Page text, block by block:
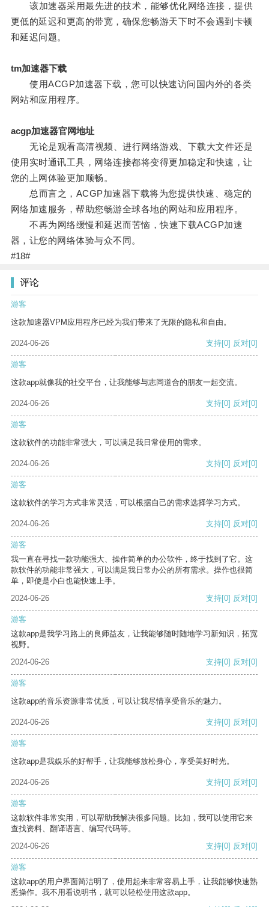
该加速器采用最先进的技术，能够优化网络连接，提供
更低的延迟和更高的带宽，确保您畅游天下时不会遇到卡顿
和延迟问题。
tm加速器下载
使用ACGP加速器下载，您可以快速访问国内外的各类
网站和应用程序。
acgp加速器官网地址
无论是观看高清视频、进行网络游戏、下载大文件还是
使用实时通讯工具，网络连接都将变得更加稳定和快速，让
您的上网体验更加顺畅。
总而言之，ACGP加速器下载将为您提供快速、稳定的
网络加速服务，帮助您畅游全球各地的网站和应用程序。
不再为网络缓慢和延迟而苦恼，快速下载ACGP加速
器，让您的网络体验与众不同。
#18#
评论
游客
这款加速器VPM应用程序已经为我们带来了无限的隐私和自由。
2024-06-26 支持[0] 反对[0]
游客
这款app就像我的社交平台，让我能够与志同道合的朋友一起交流。
2024-06-26 支持[0] 反对[0]
游客
这款软件的功能非常强大，可以满足我日常使用的需求。
2024-06-26 支持[0] 反对[0]
游客
这款软件的学习方式非常灵活，可以根据自己的需求选择学习方式。
2024-06-26 支持[0] 反对[0]
游客
我一直在寻找一款功能强大、操作简单的办公软件，终于找到了它。这
款软件的功能非常强大，可以满足我日常办公的所有需求。操作也很简
单，即使是小白也能快速上手。
2024-06-26
支持[0] 反对[0]
游客
这款app是我学习路上的良师益友，让我能够随时随地学习新知识，拓宽
视野。
2024-06-26
支持[0] 反对[0]
游客
这款app的音乐资源非常优质，可以让我尽情享受音乐的魅力。
2024-06-26 支持[0] 反对[0]
游客
这款app是我娱乐的好帮手，让我能够放松身心，享受美好时光。
2024-06-26 支持[0] 反对[0]
游客
这款软件非常实用，可以帮助我解决很多问题。比如，我可以使用它来
查找资料、翻译语言、编写代码等。
2024-06-26
支持[0] 反对[0]
游客
这款app的用户界面简洁明了，使用起来非常容易上手，让我能够快速熟
悉操作。我不用看说明书，就可以轻松使用这款app。